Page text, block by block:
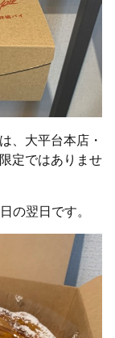
、大平台本店・
定ではありませ
の翌日です。